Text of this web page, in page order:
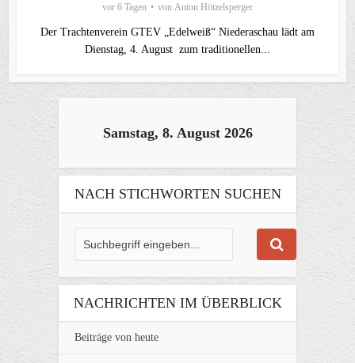
vor 6 Tagen von Anton Hötzelsperger
Der Trachtenverein GTEV „Edelweiß“ Niederaschau lädt am
Dienstag, 4. August zum traditionellen...
Samstag, 8. August 2026
NACH STICHWORTEN SUCHEN
NACHRICHTEN IM ÜBERBLICK
Beiträge von heute